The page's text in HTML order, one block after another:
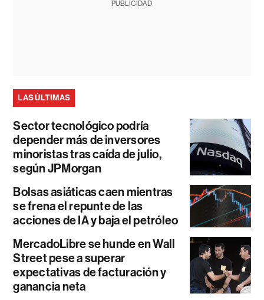
PUBLICIDAD
LAS ÚLTIMAS
Sector tecnológico podría
depender más de inversores
minoristas tras caída de julio,
según JPMorgan
Bolsas asiáticas caen mientras
se frena el repunte de las
acciones de IA y baja el petróleo
MercadoLibre se hunde en Wall
Street pese a superar
expectativas de facturación y
ganancia neta